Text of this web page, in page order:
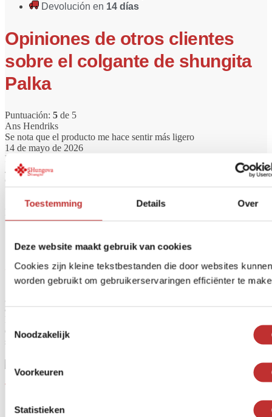
Toestemming Details Over
Deze website maakt gebruik van cookies
Cookies zijn kleine tekstbestanden die door websites kunnen
worden gebruikt om gebruikerservaringen efficiënter te
Noodzakelijk
Voorkeuren
Statistieken
Devolución en 14 días
Opiniones de otros clientes
sobre el colgante de shungita
Palka
Puntuación: 5 de 5
Ans Hendriks
Se nota que el producto me hace sentir más ligero
14 de mayo de 2026
Puntuación:
Jolanda
Cumple con las expectativas
Las críticas están cerradas.
¿Ya conoce nuestros filtros de
agua?
agua ayuda a eliminar sustancias no deseadas como bacterias, cloro,
encontrará filtros de agua de alta calidad para el hogar, los viajes o el
suministro de agua de red.
Vidrio Aqualine 5
En